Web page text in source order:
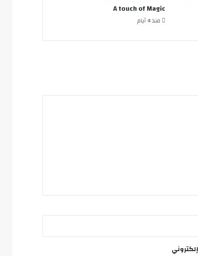
A touch of Magic
منذ 4 أيام